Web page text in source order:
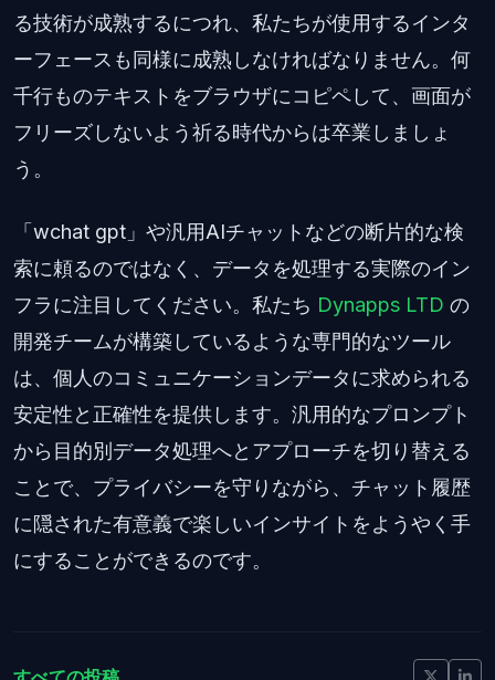
る技術が成熟するにつれ、私たちが使用するインタ
ーフェースも同様に成熟しなければなりません。何
千行ものテキストをブラウザにコピペして、画面が
フリーズしないよう祈る時代からは卒業しましょ
う。
「wchat gpt」や汎用AIチャットなどの断片的な検
索に頼るのではなく、データを処理する実際のイン
フラに注目してください。私たち Dynapps LTD の
開発チームが構築しているような専門的なツール
は、個人のコミュニケーションデータに求められる
安定性と正確性を提供します。汎用的なプロンプト
から目的別データ処理へとアプローチを切り替える
ことで、プライバシーを守りながら、チャット履歴
に隠された有意義で楽しいインサイトをようやく手
にすることができるのです。